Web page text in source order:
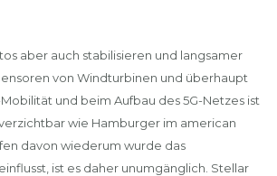
aber auch stabilisieren und langsamer
von Windturbinen und überhaupt
und beim Aufbau des 5G-Netzes ist
wie Hamburger im american
davon wiederum wurde das
ist es daher unumgänglich. Stellar